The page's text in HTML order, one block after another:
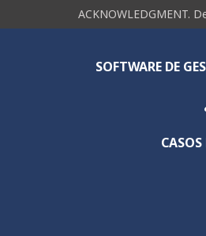
ACKNOWLEDGMENT.
SOFTWARE DE